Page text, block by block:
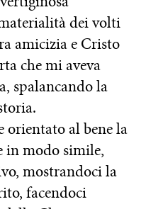
dei volti
amicizia e Cristo
che mi aveva
spalancando la
orientato al bene la
in modo simile,
mostrandoci la
facendoci